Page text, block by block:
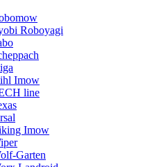
Roboyagi
Imow
line
Imow
Garten